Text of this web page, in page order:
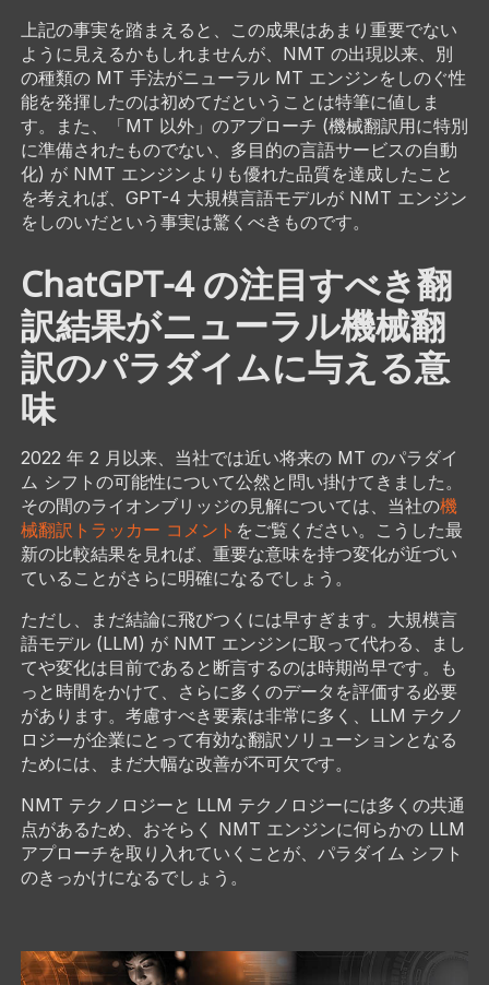
上記の事実を踏まえると、この成果はあまり重要でない
ように見えるかもしれませんが、NMT の出現以来、別
の種類の MT 手法がニューラル MT エンジンをしのぐ性
能を発揮したのは初めてだということは特筆に値しま
す。また、「MT 以外」のアプローチ (機械翻訳用に特別
に準備されたものでない、多目的の言語サービスの自動
化) が NMT エンジンよりも優れた品質を達成したこと
を考えれば、GPT-4 大規模言語モデルが NMT エンジン
をしのいだという事実は驚くべきものです。
ChatGPT-4 の注目すべき翻
訳結果がニューラル機械翻
訳のパラダイムに与える意
味
2022 年 2 月以来、当社では近い将来の MT のパラダイ
ム シフトの可能性について公然と問い掛けてきました。
その間のライオンブリッジの見解については、当社の機
械翻訳トラッカー コメント をご覧ください。こうした最
新の比較結果を見れば、重要な意味を持つ変化が近づい
ていることがさらに明確になるでしょう。
ただし、まだ結論に飛びつくには早すぎます。大規模言
語モデル (LLM) が NMT エンジンに取って代わる、まし
てや変化は目前であると断言するのは時期尚早です。も
っと時間をかけて、さらに多くのデータを評価する必要
があります。考慮すべき要素は非常に多く、LLM テクノ
ロジーが企業にとって有効な翻訳ソリューションとなる
ためには、まだ大幅な改善が不可欠です。
NMT テクノロジーと LLM テクノロジーには多くの共通
点があるため、おそらく NMT エンジンに何らかの LLM
アプローチを取り入れていくことが、パラダイム シフト
のきっかけになるでしょう。